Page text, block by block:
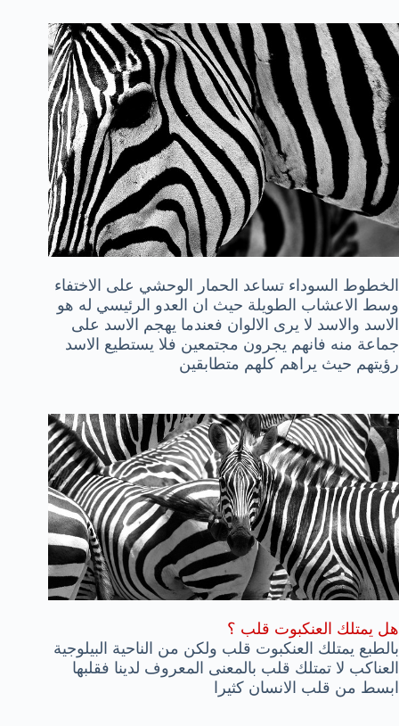
الخطوط السوداء تساعد الحمار الوحشي على الاختفاء
وسط الاعشاب الطويلة حيث ان العدو الرئيسي له هو
الاسد والاسد لا يرى الالوان فعندما يهجم الاسد على
جماعة منه فانهم يجرون مجتمعين فلا يستطيع الاسد
رؤيتهم حيث يراهم كلهم متطابقين
هل يمتلك العنكبوت قلب ؟
بالطبع يمتلك العنكبوت قلب ولكن من الناحية البيلوجية
العناكب لا تمتلك قلب بالمعنى المعروف لدينا فقلبها
ابسط من قلب الانسان كثيرا